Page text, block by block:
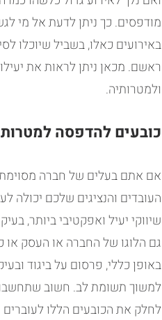
מודפסים. כך ניתן לדעת אל מי
באירועים כאלו, בשביל שיוכלו
ראשם. מכאן ניתן לראות את
ולמטרותיה.
כובעים להדפסה למטרות
אם אתם בעלים של חברה מסוימת
העובדים והנציגים שלכם
שיווקי יעיל ואפקטיבי ביותר,
גם הלוגו של החברה או העסק או
באופן כללי, פרסום על ביגוד
למשוך תשומת לב. חשוב
לחלק את הכובעים הללו לעוברים